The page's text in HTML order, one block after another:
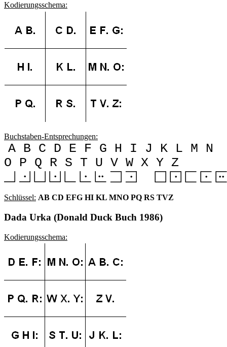
Kodierungsschema:
Buchstaben-Entsprechungen:
A B C D E F G H I J K L M N
O P Q R S T U V W X Y Z
Schlüssel: AB CD EFG HI KL MNO PQ RS TVZ
Dada Urka (Donald Duck Buch 1986)
Kodierungsschema: